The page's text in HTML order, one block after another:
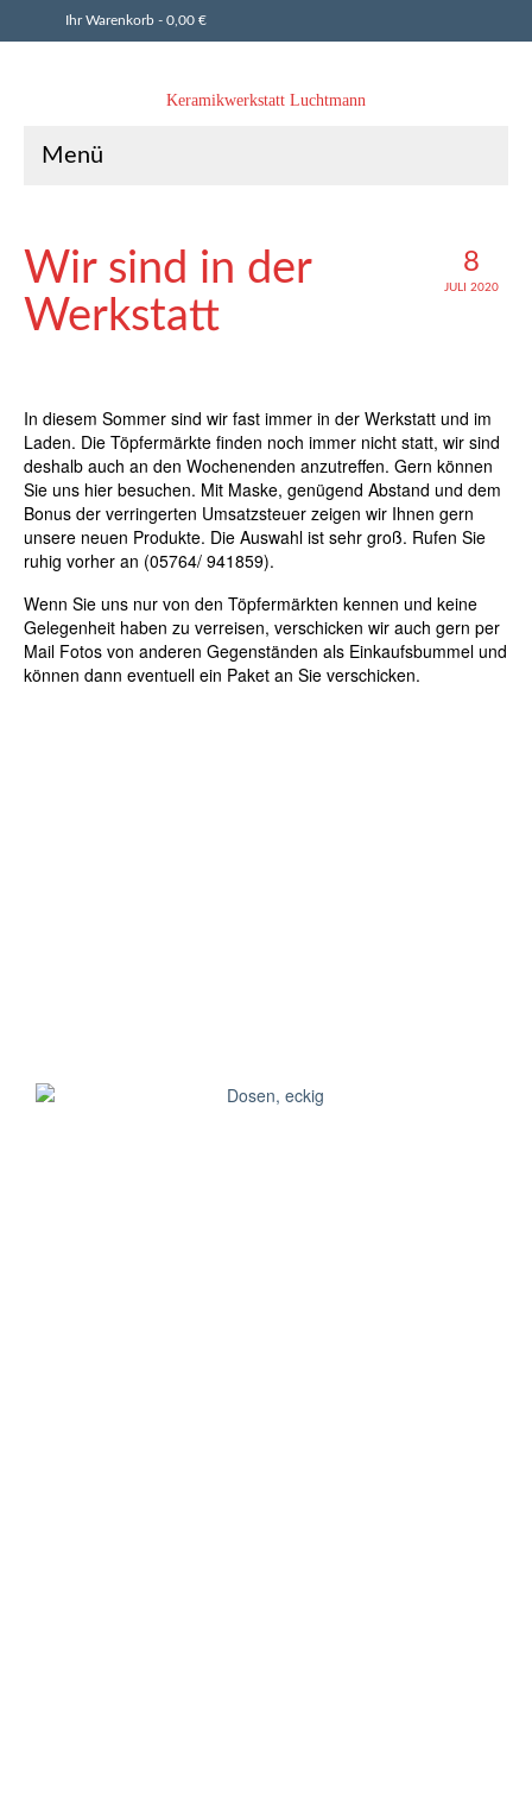
Ihr Warenkorb - 0,00 €
Keramikwerkstatt Luchtmann
Menü
8
JULI 2020
Wir sind in der
Werkstatt
In diesem Sommer sind wir fast immer in der Werkstatt und im
Laden. Die Töpfermärkte finden noch immer nicht statt, wir sind
deshalb auch an den Wochenenden anzutreffen. Gern können
Sie uns hier besuchen. Mit Maske, genügend Abstand und dem
Bonus der verringerten Umsatzsteuer zeigen wir Ihnen gern
unsere neuen Produkte. Die Auswahl ist sehr groß. Rufen Sie
ruhig vorher an (05764/ 941859).
Wenn Sie uns nur von den Töpfermärkten kennen und keine
Gelegenheit haben zu verreisen, verschicken wir auch gern per
Mail Fotos von anderen Gegenständen als Einkaufsbummel und
können dann eventuell ein Paket an Sie verschicken.